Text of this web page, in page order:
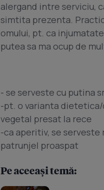
alergand intre serviciu,
simtita prezenta.
omului, pt. ca
putea sa ma ocup de
- se serveste cu putina
-pt. o varianta
vegetal presat la rece
-ca aperitiv, se
patrunjel proaspat
Pe aceeași temă: